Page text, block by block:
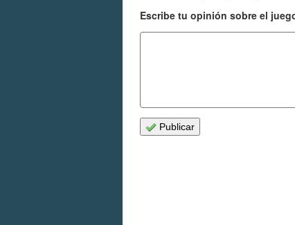
Escribe tu opinión sobre el
Publicar